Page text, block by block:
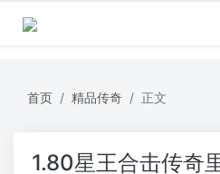
首页 精品传奇 正文
1.80星王合击传奇